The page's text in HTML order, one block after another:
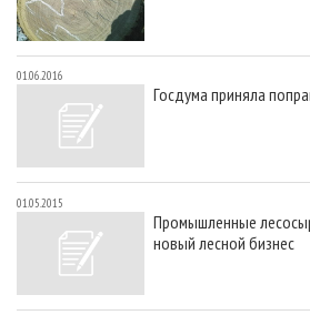
01.06.2016
Госдума приняла
01.05.2015
Промышленные
новый лесной бизнес